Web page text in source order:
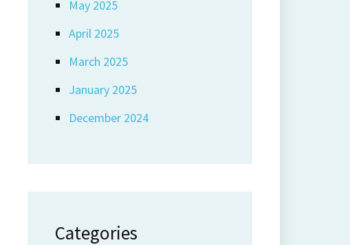
May 2025
April 2025
March 2025
January 2025
December 2024
Categories